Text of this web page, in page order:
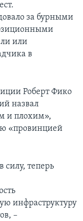
за бурными
или
в
Роберт Фико
назвал
и плохим»,
«провинцией
силу, теперь
инфраструктуру
–